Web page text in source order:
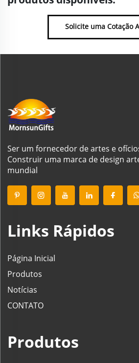
Solicite uma Cotação
Ser um fornecedor de artes e
Construir uma marca de design
mundial
Links Rápidos
Página Inicial
Produtos
Notícias
CONTATO
Produtos